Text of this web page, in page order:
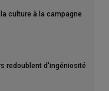
culture à la campagne
redoublent d'ingéniosité